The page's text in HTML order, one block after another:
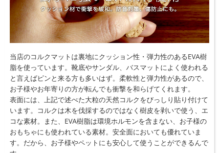
当店のコルクマットは裏地にクッション性・弾力性のあるEVA樹
脂を使っています。靴底やサンダル、バスマットによく使われる
と言えばピンと来る方も多いはず。柔軟性と弾力性があるので、
お子様やお年寄りの方が転んでも衝撃を和らげてくれます。
表面には、上記で述べた大粒の天然コルクをびっしり貼り付けて
います。コルクは木を伐採するのではなく樹皮を剥いで使う、エ
コな素材。また、EVA樹脂は環境ホルモンを含まない、お子様の
おもちゃにも使われている素材。安全面においても優れていま
す。だから、お子様やペットにも安心して使うことができるんで